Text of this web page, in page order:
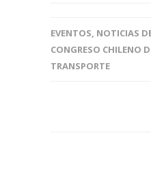
EVENTOS, NOTICIAS
CONGRESO CHILENO
TRANSPORTE